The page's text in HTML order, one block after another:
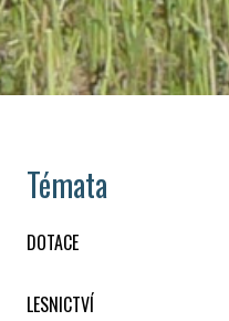
Témata
DOTACE
LESNICTVÍ